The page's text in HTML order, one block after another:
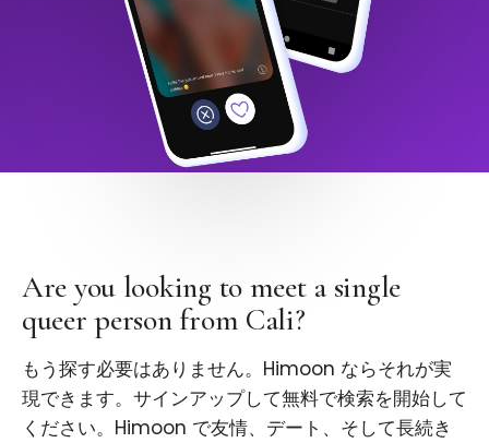
Are you looking to meet a single
queer person from Cali?
もう探す必要はありません。Himoon ならそれが実
現できます。サインアップして無料で検索を開始して
ください。Himoon で友情、デート、そして長続き